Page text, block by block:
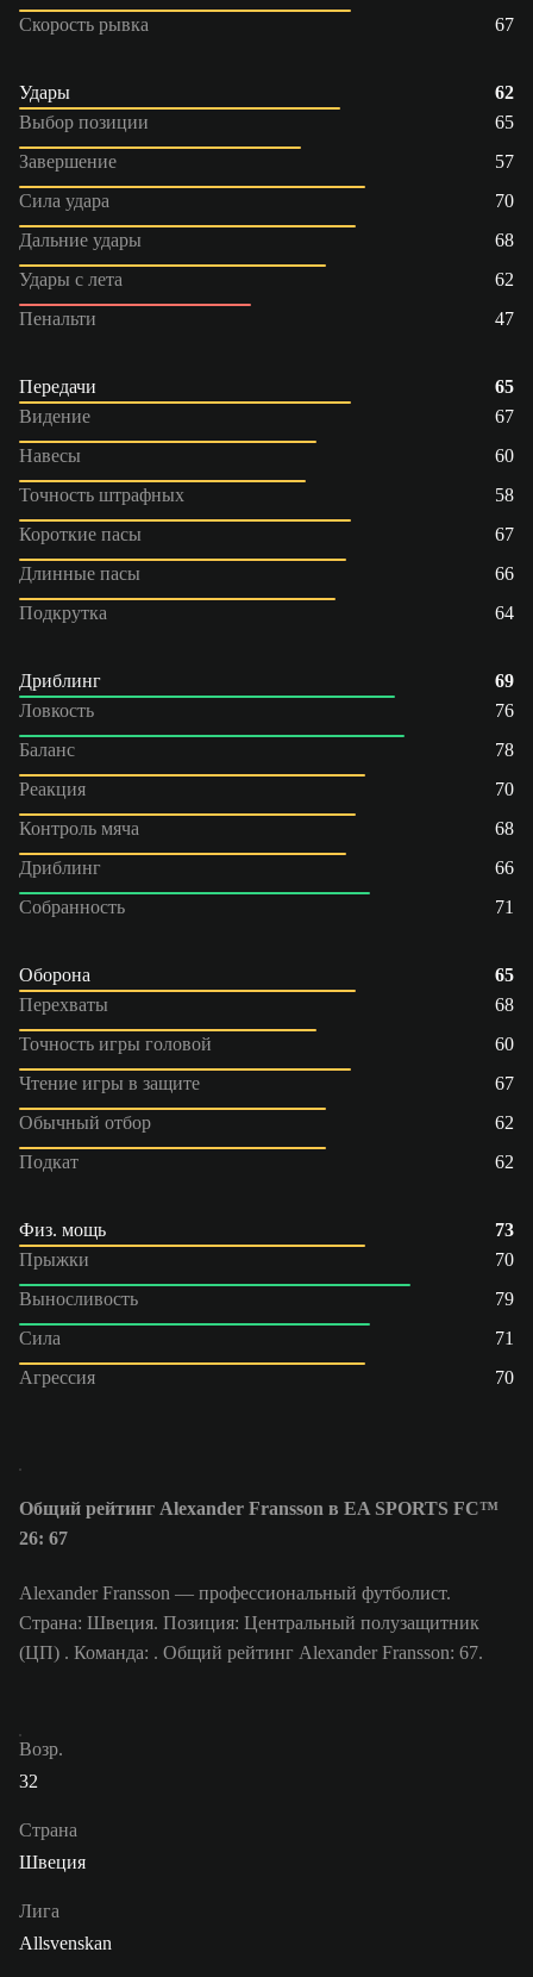
Скорость рывка
67
Удары
62
Выбор позиции
65
Завершение
57
Сила удара
70
Дальние удары
68
Удары с лета
62
Пенальти
47
Передачи
65
Видение
67
Навесы
60
Точность штрафных
58
Короткие пасы
67
Длинные пасы
66
Подкрутка
64
Дриблинг
69
Ловкость
76
Баланс
78
Реакция
70
Контроль мяча
68
Дриблинг
66
Собранность
71
Оборона
65
Перехваты
68
Точность игры головой
60
Чтение игры в защите
67
Обычный отбор
62
Подкат
62
Физ. мощь
73
Прыжки
70
Выносливость
79
Сила
71
Агрессия
70
Общий рейтинг Alexander Fransson в EA SPORTS FC™
26: 67
Alexander Fransson — профессиональный футболист.
Страна: Швеция. Позиция: Центральный полузащитник
(ЦП) . Команда: . Общий рейтинг Alexander Fransson: 67.
Возр.
32
Страна
Швеция
Лига
Allsvenskan